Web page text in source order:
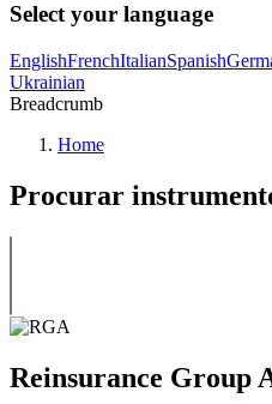
Select your language
EnglishFrenchItalianSpanish
Ukrainian
Breadcrumb
Home
Procurar
Reinsurance Group